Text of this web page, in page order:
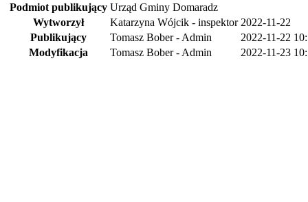
Podmiot publikujący Urząd Gminy Domaradz
Wytworzył
Katarzyna Wójcik - inspektor 2022-11-22
Publikujący
Tomasz Bober - Admin
2022-11-22
Modyfikacja
Tomasz Bober - Admin 2022-11-23